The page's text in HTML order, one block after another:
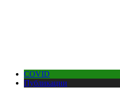
COVID
Публикации